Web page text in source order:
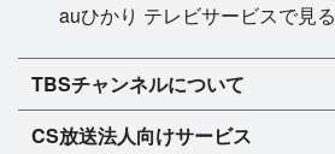
auひかり テレビサービスで見る
TBSチャンネル1
TBSチャンネル2
マンスリーガイド［PDF］
TBSチャンネルについて
TBSチャンネルについて
CS放送法人向けサービス